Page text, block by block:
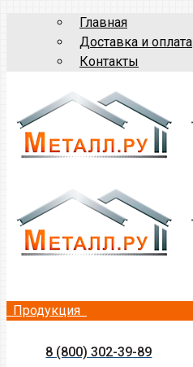
Главная
Доставка и оплата
Контакты
Продукция
8 (800) 302-39-89